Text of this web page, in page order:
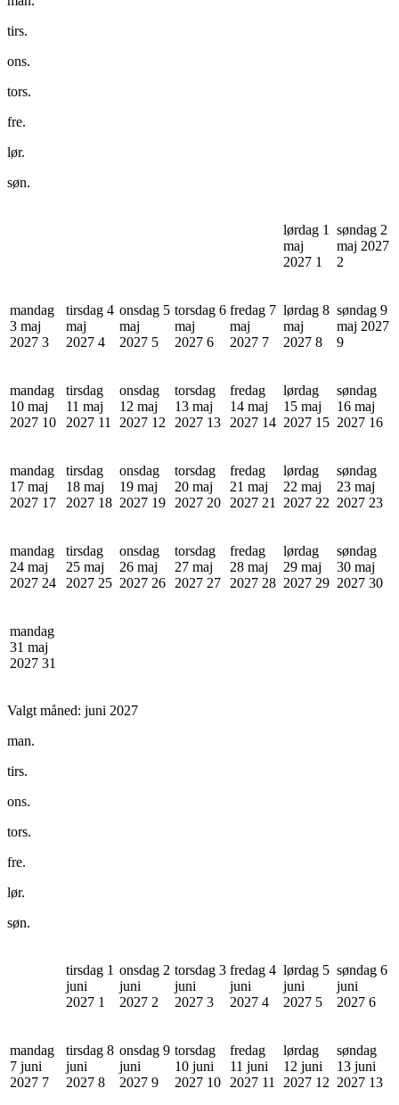
tirs.
ons.
tors.
fre.
lør.
søn.
lørdag 1
maj
2027 1
søndag 2
maj 2027
2
mandag
3 maj
2027 3
tirsdag 4
maj
2027 4
onsdag 5
maj
2027 5
torsdag 6
maj
2027 6
fredag 7
maj
2027 7
lørdag 8
maj
2027 8
søndag 9
maj 2027
9
mandag
10 maj
2027 10
tirsdag
11 maj
2027 11
onsdag
12 maj
2027 12
torsdag
13 maj
2027 13
fredag
14 maj
2027 14
lørdag
15 maj
2027 15
søndag
16 maj
2027 16
mandag
17 maj
2027 17
tirsdag
18 maj
2027 18
onsdag
19 maj
2027 19
torsdag
20 maj
2027 20
fredag
21 maj
2027 21
lørdag
22 maj
2027 22
søndag
23 maj
2027 23
mandag
24 maj
2027 24
tirsdag
25 maj
2027 25
onsdag
26 maj
2027 26
torsdag
27 maj
2027 27
fredag
28 maj
2027 28
lørdag
29 maj
2027 29
søndag
30 maj
2027 30
mandag
31 maj
2027 31
Valgt måned: juni 2027
man.
tirs.
ons.
tors.
fre.
lør.
søn.
tirsdag 1
juni
2027 1
onsdag 2
juni
2027 2
torsdag 3
juni
2027 3
fredag 4
juni
2027 4
lørdag 5
juni
2027 5
søndag 6
juni
2027 6
mandag
7 juni
2027 7
tirsdag 8
juni
2027 8
onsdag 9
juni
2027 9
torsdag
10 juni
2027 10
fredag
11 juni
2027 11
lørdag
12 juni
2027 12
søndag
13 juni
2027 13